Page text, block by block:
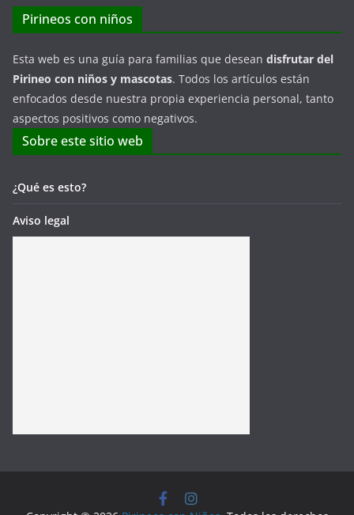
Pirineos con niños
Esta web es una guía para familias que desean disfrutar del
Pirineo con niños y mascotas. Todos los artículos están
enfocados desde nuestra propia experiencia personal, tanto
aspectos positivos como negativos.
Sobre este sitio web
¿Qué es esto?
Aviso legal